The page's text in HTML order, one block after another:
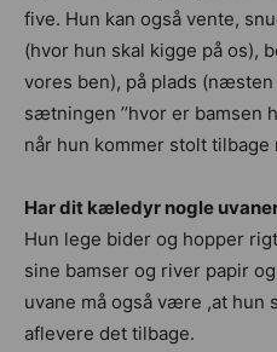
five. Hun kan også vente,
(hvor hun skal kigge på os),
vores ben), på plads (næsten
sætningen ’’hvor er bamsen
når hun kommer stolt tilbage
Har dit kæledyr nogle
Hun lege bider og hopper
sine bamser og river papir
uvane må også være ,at
aflevere det tilbage.